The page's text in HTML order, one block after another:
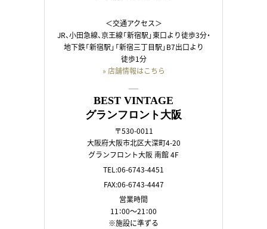
＜交通アクセス＞
JR、小田急線、京王線「新宿駅」東口より徒歩3分・
地下鉄「新宿駅」「新宿三丁目駅」B7出口より
徒歩1分
» 店舗情報はこちら
――
BEST VINTAGE
グランフロント大阪
〒530-0011
大阪府大阪市北区大深町4-20
グランフロント大阪 南館 4F
TEL:06-6743-4451
FAX:06-6743-4447
営業時間
11：00～21：00
※施設に準ずる